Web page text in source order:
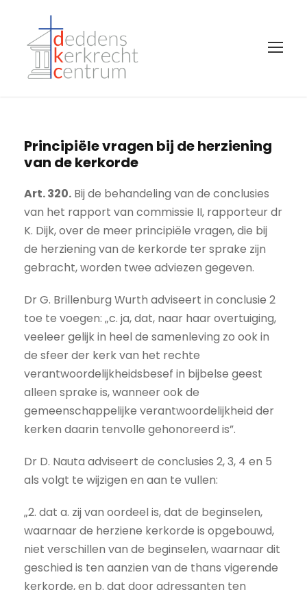
Principiële vragen bij de herziening
van de kerkorde
Art. 320. Bij de behandeling van de conclusies
van het rapport van commissie II, rapporteur dr
K. Dijk, over de meer principiële vragen, die bij
de herziening van de kerkorde ter sprake zijn
gebracht, worden twee adviezen gegeven.
Dr G. Brillenburg Wurth adviseert in conclusie 2
toe te voegen: „c. ja, dat, naar haar overtuiging,
veeleer gelijk in heel de samenleving zo ook in
de sfeer der kerk van het rechte
verantwoordelijkheidsbesef in bijbelse geest
alleen sprake is, wanneer ook de
gemeenschappelijke verantwoordelijkheid der
kerken daarin tenvolle gehonoreerd is”.
Dr D. Nauta adviseert de conclusies 2, 3, 4 en 5
als volgt te wijzigen en aan te vullen:
„2. dat a. zij van oordeel is, dat de beginselen,
waarnaar de herziene kerkorde is opgebouwd,
niet verschillen van de beginselen, waarnaar dit
geschied is ten aanzien van de thans vigerende
kerkorde, en b. dat door adressanten ten